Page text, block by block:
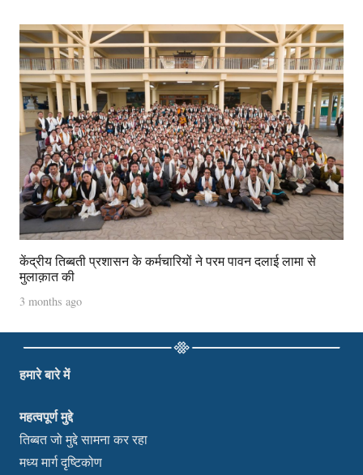
केंद्रीय तिब्बती प्रशासन के कर्मचारियों ने परम पावन दलाई लामा से
मुलाक़ात की
3 months ago
हमारे बारे में
महत्वपूर्ण मुद्दे
तिब्बत जो मुद्दे सामना कर रहा
मध्य मार्ग दृष्टिकोण